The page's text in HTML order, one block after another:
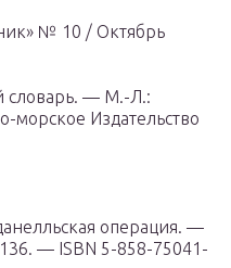
№ 10 / Октябрь
словарь. — М.-Л.:
морское Издательство
операция. —
— ISBN 5-858-75041-